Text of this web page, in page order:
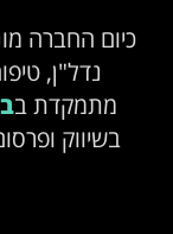
כיום החברה
נדל"ן,
מתמקדת ב
בשיווק